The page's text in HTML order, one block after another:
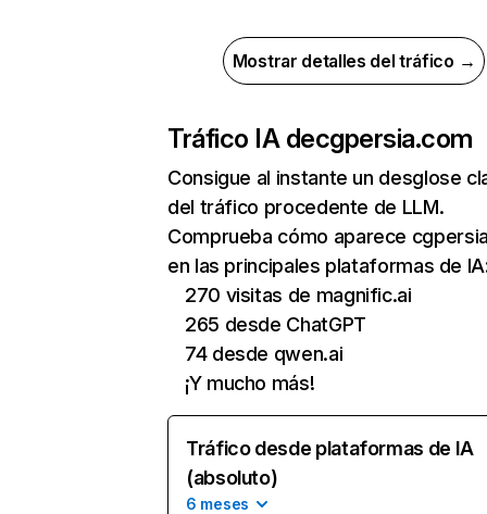
Mostrar detalles del tráfico →
Tráfico IA decgpersia.com
Consigue al instante un desglose
del tráfico procedente de LLM.
Comprueba cómo aparece
en las principales plataformas de
270 visitas de magnific.ai
265 desde ChatGPT
74 desde qwen.ai
¡Y mucho más!
Tráfico desde plataformas de IA
(absoluto)
6 meses